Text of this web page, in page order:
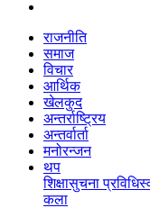
राजनीति
समाज
विचार
आर्थिक
खेलकुद
अन्तर्राष्ट्रिय
अन्तर्वार्ता
मनोरन्जन
थप
शिक्षासुचना प्रविधि
कला